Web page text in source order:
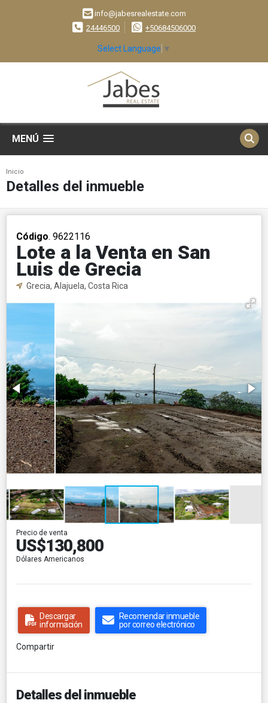
info@jabesrealestate.com
24446500
+50684506000
Select Language ▼
MENÚ
Inicio
Detalles del inmueble
Código. 9622116
Lote a la Venta en San
Luis de Grecia
Grecia, Alajuela, Costa Rica
Precio de venta
US$130,800
Dólares Americanos
Descargar
información
Recomendar inmueble
por correo electrónico
Compartir
Detalles del inmueble